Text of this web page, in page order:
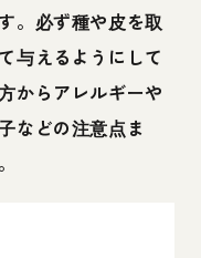
。必ず種や皮を取
与えるようにして
からアレルギーや
などの注意点ま